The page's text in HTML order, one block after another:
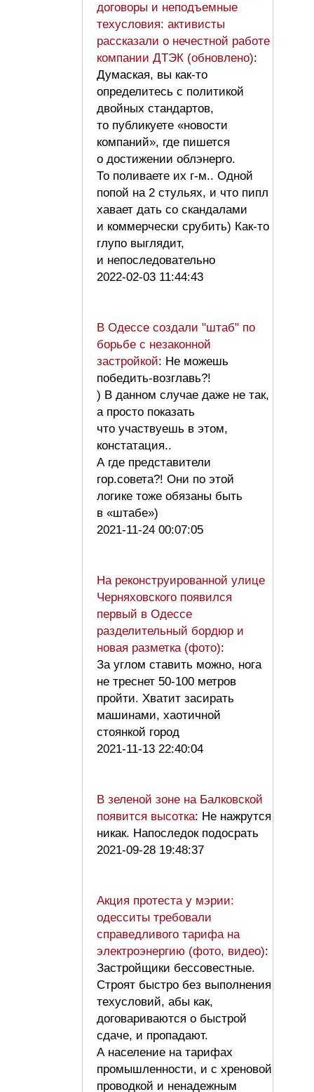
договоры и неподъемные
техусловия: активисты
рассказали о нечестной работе
компании ДТЭК (обновлено):
Думаская, вы как-то
определитесь с политикой
двойных стандартов,
то публикуете «новости
компаний», где пишется
о достижении облэнерго.
То поливаете их г-м.. Одной
попой на 2 стульях, и что пипл
хавает дать со скандалами
и коммерчески срубить) Как-то
глупо выглядит,
и непоследовательно
2022-02-03 11:44:43
В Одессе создали "штаб" по
борьбе с незаконной
застройкой: Не можешь
победить-возглавь?!
) В данном случае даже не так,
а просто показать
что участвуешь в этом,
констатация..
А где представители
гор.совета?! Они по этой
логике тоже обязаны быть
в «штабе»)
2021-11-24 00:07:05
На реконструированной улице
Черняховского появился
первый в Одессе
разделительный бордюр и
новая разметка (фото):
За углом ставить можно, нога
не треснет 50-100 метров
пройти. Хватит засирать
машинами, хаотичной
стоянкой город
2021-11-13 22:40:04
В зеленой зоне на Балковской
появится высотка: Не нажрутся
никак. Напоследок подосрать
2021-09-28 19:48:37
Акция протеста у мэрии:
одесситы требовали
справедливого тарифа на
электроэнергию (фото, видео):
Застройщики бессовестные.
Строят быстро без выполнения
техусловий, абы как,
договариваются о быстрой
сдаче, и пропадают.
А население на тарифах
промышленности, и с хреновой
проводкой и ненадежным